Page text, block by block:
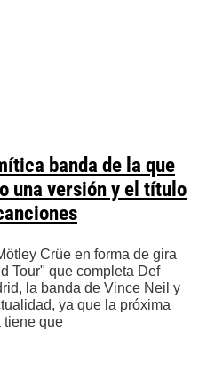
banda de la que
una versión y el título
Crüe en forma de gira
Tour" que completa Def
la banda de Vince Neil y
ya que la próxima
tiene que